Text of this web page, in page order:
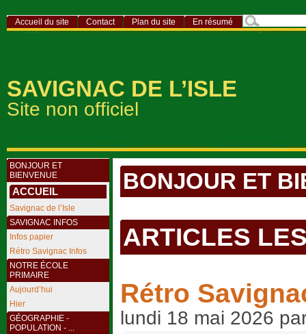
SAVIGNAC DE L’ISLE
Site non officiel
BONJOUR ET
ARTICLES
Rétro
lundi 18 mai 2026
Accueil du site Contact Plan du site En résumé
BONJOUR ET
BIENVENUE
ACCUEIL
Savignac de l’Isle
SAVIGNAC INFOS
Infos papier
Rétro Savignac Infos
NOTRE ÉCOLE
PRIMAIRE
Aujourd’hui
Hier
GÉOGRAPHIE -
POPULATION - ...